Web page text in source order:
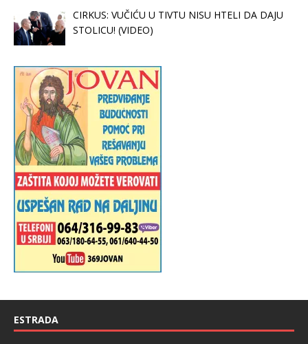
CIRKUS: VUČIĆU U TIVTU NISU HTELI DA DAJU
STOLICU! (VIDEO)
ESTRADA